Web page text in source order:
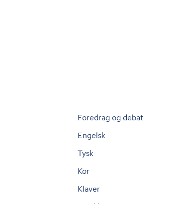
Foredrag og debat
Engelsk
Tysk
Kor
Klaver